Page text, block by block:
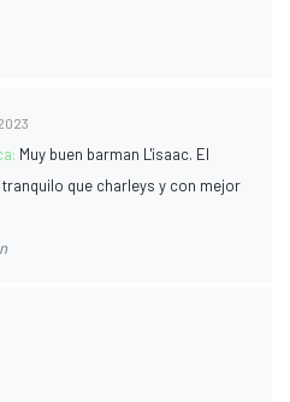
Muy buen barman L'isaac. El
tranquilo que charleys y con mejor